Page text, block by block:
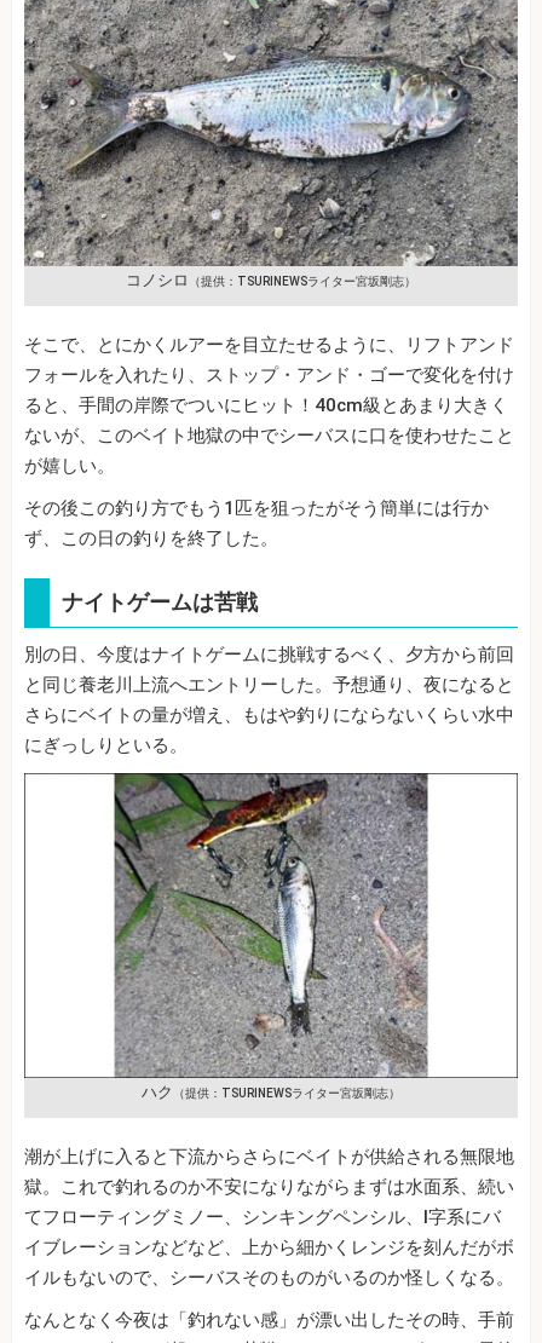
コノシロ （提供：TSURINEWSライター宮坂剛志）
そこで、とにかくルアーを目立たせるように、リフトアンド
フォールを入れたり、ストップ・アンド・ゴーで変化を付け
ると、手間の岸際でついにヒット！40cm級とあまり大きく
ないが、このベイト地獄の中でシーバスに口を使わせたこと
が嬉しい。
その後この釣り方でもう1匹を狙ったがそう簡単には行か
ず、この日の釣りを終了した。
ナイトゲームは苦戦
別の日、今度はナイトゲームに挑戦するべく、夕方から前回
と同じ養老川上流へエントリーした。予想通り、夜になると
さらにベイトの量が増え、もはや釣りにならないくらい水中
にぎっしりといる。
ハク （提供：TSURINEWSライター宮坂剛志）
潮が上げに入ると下流からさらにベイトが供給される無限地
獄。これで釣れるのか不安になりながらまずは水面系、続い
てフローティングミノー、シンキングペンシル、I字系にバ
イブレーションなどなど、上から細かくレンジを刻んだがボ
イルもないので、シーバスそのものがいるのか怪しくなる。
なんとなく今夜は「釣れない感」が漂い出したその時、手前